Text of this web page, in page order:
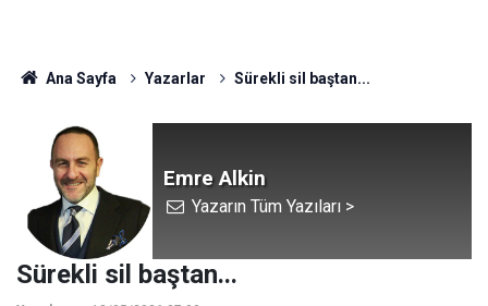
Ana Sayfa Yazarlar Sürekli sil baştan...
Emre Alkin
Yazarın Tüm Yazıları >
Sürekli sil baştan...